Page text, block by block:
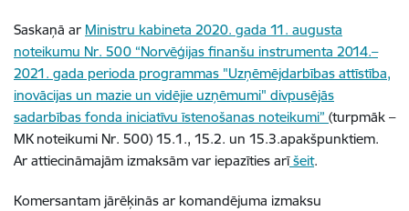
Saskaņā ar Ministru kabineta 2020. gada 11. augusta
noteikumu Nr. 500 “Norvēģijas finanšu instrumenta 2014.–
2021. gada perioda programmas "Uzņēmējdarbības attīstība,
inovācijas un mazie un vidējie uzņēmumi" divpusējās
sadarbības fonda iniciatīvu īstenošanas noteikumi” (turpmāk –
MK noteikumi Nr. 500) 15.1., 15.2. un 15.3.apakšpunktiem.
Ar attiecināmajām izmaksām var iepazīties arīšeit.
Komersantam jārēķinās ar komandējuma izmaksu